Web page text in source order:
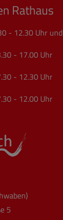
Rathaus
- 12.30 Uhr und
Uhr
Uhr
Uhr
5